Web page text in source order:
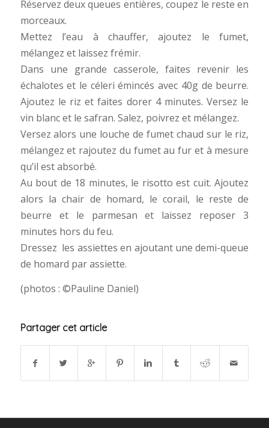
Réservez deux queues entières, coupez le reste en
morceaux.
Mettez l’eau à chauffer, ajoutez le fumet,
mélangez et laissez frémir.
Dans une grande casserole, faites revenir les
échalotes et le céleri émincés avec 40g de beurre.
Ajoutez le riz et faites dorer 4 minutes. Versez le
vin blanc et le safran. Salez, poivrez et mélangez.
Versez alors une louche de fumet chaud sur le riz,
mélangez et rajoutez du fumet au fur et à mesure
qu’il est absorbé.
Au bout de 18 minutes, le risotto est cuit. Ajoutez
alors la chair de homard, le corail, le reste de
beurre et le parmesan et laissez reposer 3
minutes hors du feu.
Dressez les assiettes en ajoutant une demi-queue
de homard par assiette.
(photos : ©Pauline Daniel)
Partager cet article